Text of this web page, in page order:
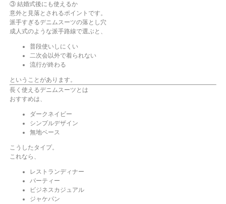
③ 結婚式後にも使えるか
意外と見落とされるポイントです。
派手すぎるデニムスーツの落とし穴
成人式のような派手路線で選ぶと、
普段使いしにくい
二次会以外で着られない
流行が終わる
ということがあります。
長く使えるデニムスーツとは
おすすめは、
ダークネイビー
シンプルデザイン
無地ベース
こうしたタイプ。
これなら、
レストランディナー
パーティー
ビジネスカジュアル
ジャケパン